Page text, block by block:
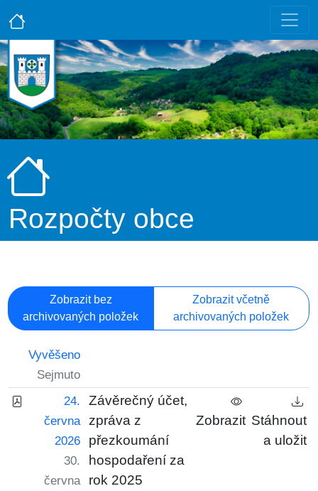
Rozpočty obce
Zobrazit bez
archivovaných položek
Zobrazit včetně
archivovaných položek
Vyvěšeno
Sejmuto
24.
června
2026
30.
června
Závěrečný účet,
zpráva z
přezkoumání
hospodaření za
rok 2025
Zobrazit Stáhnout
a uložit